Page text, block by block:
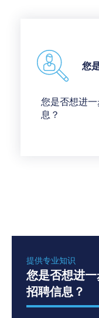
您
您是否想进
息？
提供专业知识
您是否想进
招聘信息？